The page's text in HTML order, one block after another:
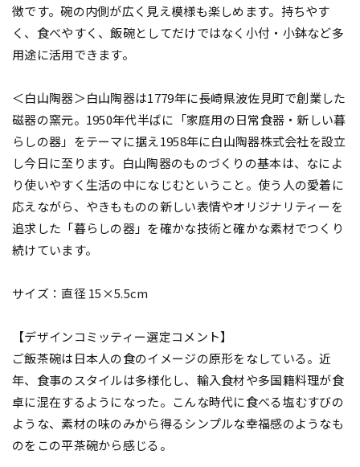
徴です。碗の内側が広く見え模様も楽しめます。持ちやす
く、食べやすく、飯碗としてだけではなく小付・小鉢など多
用途に活用できます。
＜白山陶器＞白山陶器は1779年に長崎県波佐見町で創業した
磁器の窯元。1950年代半ばに「家庭用の日常食器・新しい暮
らしの器」をテーマに据え1958年に白山陶器株式会社を設立
し今日に至ります。白山陶器のものづくりの基本は、なによ
り使いやすく生活の中になじむということ。使う人の愛着に
応えながら、やきもものの新しい表情やオリジナリティーを
追求した「暮らしの器」を確かな技術と確かな素材でつくり
続けています。
サイズ：直径 15×5.5cm
【デザインコミッティー選定コメント】
ご飯茶碗は日本人の食のイメージの原形をなしている。近
年、食事のスタイルは多様化し、輸入食材や多国籍料理が食
卓に混在するようになった。こんな時代に食べる塩むすびの
ような、素材の味のみから得るシンプルな幸福感のようなも
のをこの平茶碗から感じる。